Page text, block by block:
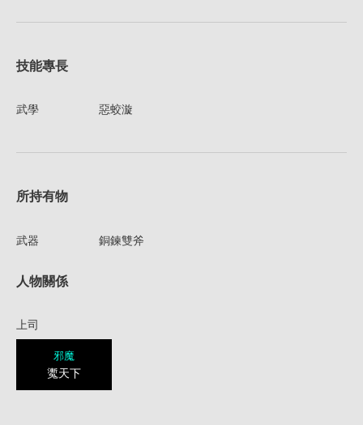
技能專長
武學 惡蛟漩
所持有物
武器 銅鍊雙斧
人物關係
上司
邪魔
魙天下